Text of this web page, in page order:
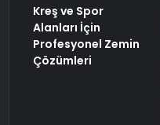
Kreş ve Spor
Alanları İçin
Profesyonel Zemin
Çözümleri